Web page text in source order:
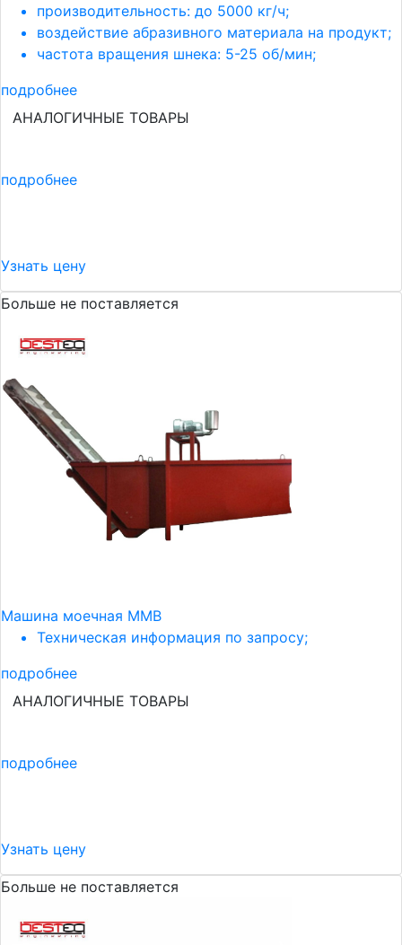
производительность: до 5000 кг/ч;
воздействие абразивного материала на продукт;
частота вращения шнека: 5-25 об/мин;
подробнее
АНАЛОГИЧНЫЕ ТОВАРЫ
подробнее
Узнать цену
Больше не поставляется
Машина моечная ММВ
Техническая информация по запросу;
подробнее
АНАЛОГИЧНЫЕ ТОВАРЫ
подробнее
Узнать цену
Больше не поставляется